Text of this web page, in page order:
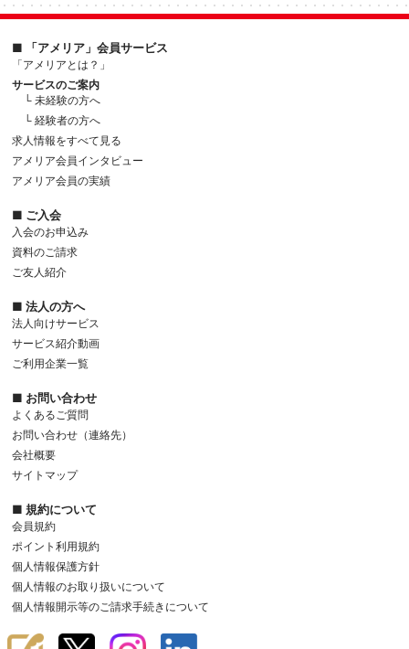
■ 「アメリア」会員サービス
「アメリアとは？」
サービスのご案内
└ 未経験の方へ
└ 経験者の方へ
求人情報をすべて見る
アメリア会員インタビュー
アメリア会員の実績
■ ご入会
入会のお申込み
資料のご請求
ご友人紹介
■ 法人の方へ
法人向けサービス
サービス紹介動画
ご利用企業一覧
■ お問い合わせ
よくあるご質問
お問い合わせ（連絡先）
会社概要
サイトマップ
■ 規約について
会員規約
ポイント利用規約
個人情報保護方針
個人情報のお取り扱いについて
個人情報開示等のご請求手続きについて